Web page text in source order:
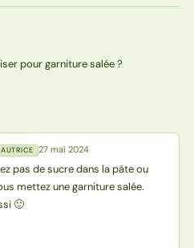
pour garniture salée ?
AUTRICE 27 mai 2024
pas de sucre dans la pâte ou
mettez une garniture salée.
🙂